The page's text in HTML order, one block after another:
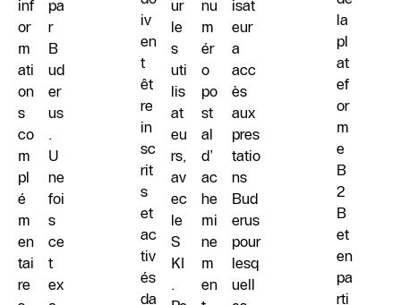
inf
or
m
ati
on
s
co
m
pl
é
m
en
tai
re
pa
r
B
ud
er
us
.
U
ne
foi
s
ce
t
ex
iv
en
t
êt
re
in
sc
rit
s
et
ac
tiv
és
da
ur
le
s
uti
lis
at
eu
rs,
av
ec
le
S
KI
.
nu
m
ér
o
po
st
al
d’
ac
he
mi
ne
m
en
isat
eur
a
acc
ès
aux
pres
tatio
ns
Bud
erus
pour
lesq
uell
la
pl
at
ef
or
m
e
B
2
B
et
en
pa
rti